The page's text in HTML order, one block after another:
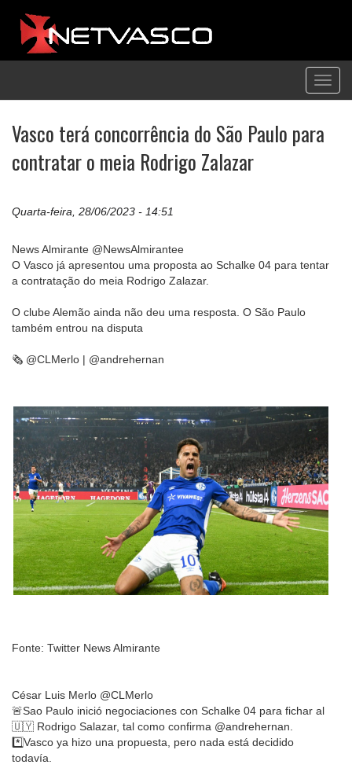
Vasco terá concorrência do São Paulo para
contratar o meia Rodrigo Zalazar
Quarta-feira, 28/06/2023 - 14:51
News Almirante @NewsAlmirantee
O Vasco já apresentou uma proposta ao Schalke 04 para tentar
a contratação do meia Rodrigo Zalazar.
O clube Alemão ainda não deu uma resposta. O São Paulo
também entrou na disputa
🗞️ @CLMerlo | @andrehernan
Fonte: Twitter News Almirante
César Luis Merlo @CLMerlo
🚨Sao Paulo inició negociaciones con Schalke 04 para fichar al
🇺🇾 Rodrigo Salazar, tal como confirma @andrehernan.
*️⃣Vasco ya hizo una propuesta, pero nada está decidido
todavía.